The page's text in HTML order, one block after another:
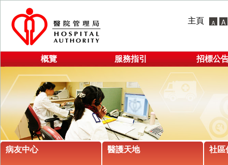
主頁
概覽 服務指引 招標公
病友中心 醫護天地 社區